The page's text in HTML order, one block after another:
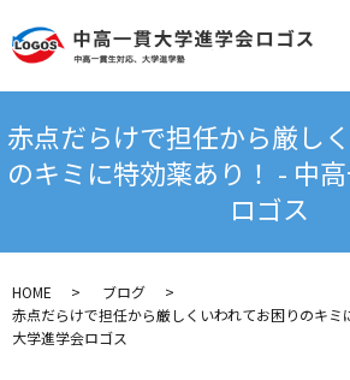
赤点だらけで担任から厳し
のキミに特効薬あり！ - 中
ロゴス
HOME
ブログ
赤点だらけで担任から厳しくいわれてお困りのキミ
大学進学会ロゴス